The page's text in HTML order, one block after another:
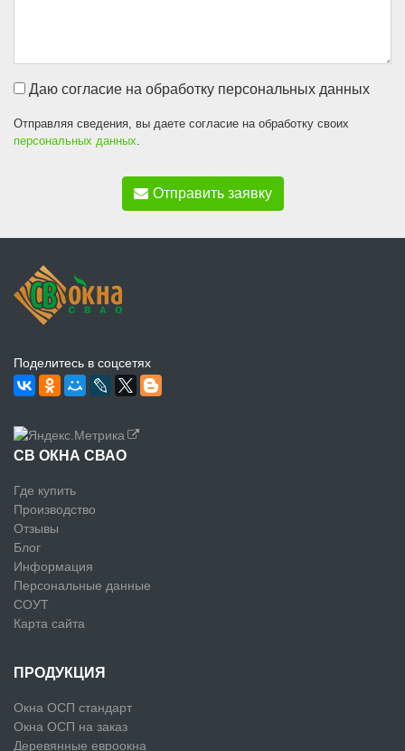
Даю согласие на обработку персональных данных
Отправляя сведения, вы даете согласие на обработку своих
персональных данных
Отправить заявку
Поделитесь в соцсетях
СВ ОКНА СВАО
Где купить
Производство
Отзывы
Блог
Информация
Персональные данные
СОУТ
Карта сайта
ПРОДУКЦИЯ
Окна ОСП стандарт
Окна ОСП на заказ
Деревянные евроокна